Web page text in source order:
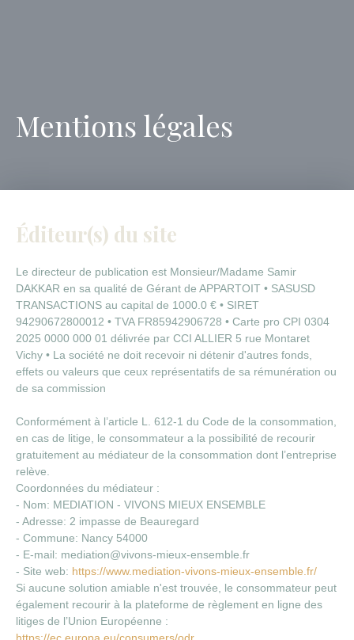
Mentions légales
Éditeur(s) du site
Le directeur de publication est Monsieur/Madame Samir
DAKKAR en sa qualité de Gérant de APPARTOIT • SASUSD
TRANSACTIONS au capital de 1000.0 € • SIRET
94290672800012 • TVA FR85942906728 • Carte pro CPI 0304
2025 0000 000 01 délivrée par CCI ALLIER 5 rue Montaret
Vichy • La société ne doit recevoir ni détenir d'autres fonds,
effets ou valeurs que ceux représentatifs de sa rémunération ou
de sa commission
Conformément à l’article L. 612-1 du Code de la consommation,
en cas de litige, le consommateur a la possibilité de recourir
gratuitement au médiateur de la consommation dont l’entreprise
relève.
Coordonnées du médiateur :
- Nom: MEDIATION - VIVONS MIEUX ENSEMBLE
- Adresse: 2 impasse de Beauregard
- Commune: Nancy 54000
- E-mail: mediation@vivons-mieux-ensemble.fr
- Site web: https://www.mediation-vivons-mieux-ensemble.fr/
Si aucune solution amiable n'est trouvée, le consommateur peut
également recourir à la plateforme de règlement en ligne des
litiges de l’Union Européenne :
https://ec.europa.eu/consumers/odr.